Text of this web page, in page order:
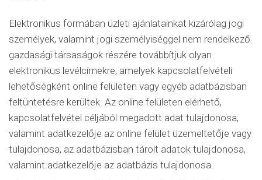
Elektronikus formában üzleti ajánlatainkat kizárólag jogi
személyek, valamint jogi személyiséggel nem rendelkező
gazdasági társaságok részére továbbítjuk olyan
elektronikus levélcímekre, amelyek kapcsolatfelvételi
lehetőségként online felületen vagy egyéb adatbázisban
feltüntetésre kerültek. Az online felületen elérhető,
kapcsolatfelvétel céljából megadott adat tulajdonosa,
valamint adatkezelője az online felület üzemeltetője vagy
tulajdonosa, az adatbázisban tárolt adatok tulajdonosa,
valamint adatkezelője az adatbázis tulajdonosa.